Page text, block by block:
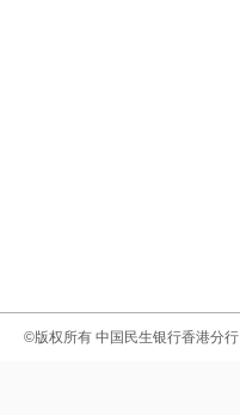
©版权所有 中国民生银行香港分行